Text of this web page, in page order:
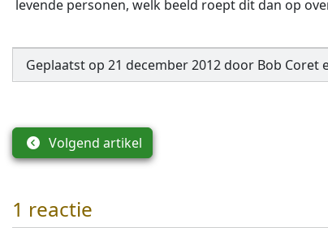
levende personen, welk beeld roept dit dan op
Geplaatst op 21 december 2012door Bob Coret
Volgend artikel
1 reactie